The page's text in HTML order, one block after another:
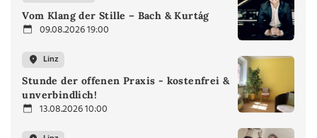
Vom Klang der Stille – Bach & Kurtág
09.08.2026 19:00
Linz
Stunde der offenen Praxis - kostenfrei &
unverbindlich!
13.08.2026 10:00